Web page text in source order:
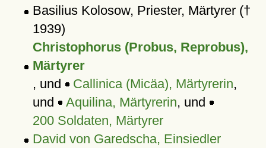
Basilius Kolosow, Priester, Märtyrer (†
1939)
Christophorus (Probus, Reprobus),
Märtyrer
, und
Callinica (Micäa), Märtyrerin,
und
Aquilina, Märtyrerin, und
200 Soldaten, Märtyrer
David von Garedscha, Einsiedler